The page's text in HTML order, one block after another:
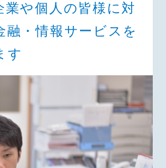
業や個人の皆様に対
融・情報サービスを
す